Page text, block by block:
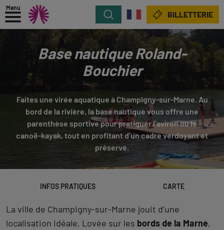
Menu
Rechercher BILLETTERIE
Base nautique Roland-
Bouchier
Faites une virée aquatique à Champigny-sur-Marne. Au
bord de la rivière, la base nautique vous offre une
parenthèse sportive pour pratiquer l’aviron ou le
canoë-kayak, tout en profitant d’un cadre verdoyant et
préservé.
INFOS PRATIQUES CARTE
La ville de Champigny-sur-Marne jouit d’une
localisation idéale. Lovée sur les bords de la Marne,